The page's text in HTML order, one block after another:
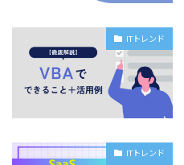
ITトレンド
ITトレンド